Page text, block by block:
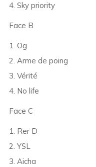
4. Sky priority
Face B
1. Og
2. Arme de poing
3. Vérité
4. No life
Face C
1. Rer D
2. YSL
3. Aicha